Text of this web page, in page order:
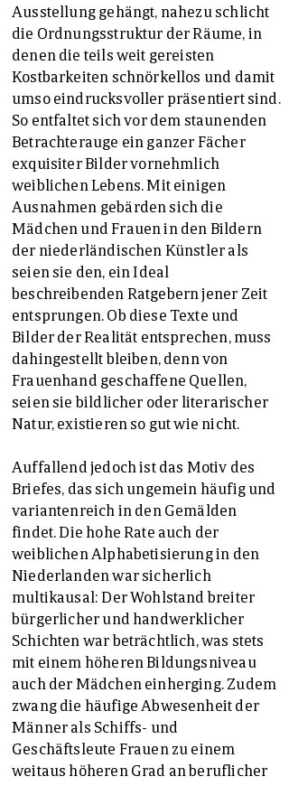
Ausstellung gehängt, nahezu schlicht
die Ordnungsstruktur der Räume, in
denen die teils weit gereisten
Kostbarkeiten schnörkellos und damit
umso eindrucksvoller präsentiert sind.
So entfaltet sich vor dem staunenden
Betrachterauge ein ganzer Fächer
exquisiter Bilder vornehmlich
weiblichen Lebens. Mit einigen
Ausnahmen gebärden sich die
Mädchen und Frauen in den Bildern
der niederländischen Künstler als
seien sie den, ein Ideal
beschreibenden Ratgebern jener Zeit
entsprungen. Ob diese Texte und
Bilder der Realität entsprechen, muss
dahingestellt bleiben, denn von
Frauenhand geschaffene Quellen,
seien sie bildlicher oder literarischer
Natur, existieren so gut wie nicht.
Auffallend jedoch ist das Motiv des
Briefes, das sich ungemein häufig und
variantenreich in den Gemälden
findet. Die hohe Rate auch der
weiblichen Alphabetisierung in den
Niederlanden war sicherlich
multikausal: Der Wohlstand breiter
bürgerlicher und handwerklicher
Schichten war beträchtlich, was stets
mit einem höheren Bildungsniveau
auch der Mädchen einherging. Zudem
zwang die häufige Abwesenheit der
Männer als Schiffs- und
Geschäftsleute Frauen zu einem
weitaus höheren Grad an beruflicher